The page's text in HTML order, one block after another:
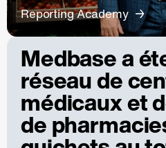
Reporting Academy
Medbase a
réseau de
médicaux et
de